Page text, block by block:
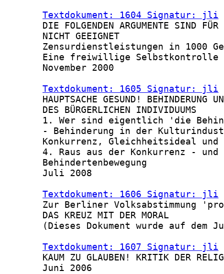
Textdokument: 1604 Signatur: jli
DIE FOLGENDEN ARGUMENTE SIND FÜR
       NICHT GEEIGNET
Zensurdienstleistungen in 1000
Eine freiwillige Selbstkontrolle
       November 2000
Textdokument: 1605 Signatur: jli
HAUPTSACHE GESUND! BEHINDERUNG
       DES BÜRGERLICHEN INDIVIDUUMS
1. Wer sind eigentlich 'die
- Behinderung in der
Konkurrenz, Gleichheitsideal und
4. Raus aus der Konkurrenz -
       Behindertenbewegung
       Juli 2008
Textdokument: 1606 Signatur: jli
Zur Berliner Volksabstimmung
       DAS KREUZ MIT DER MORAL
(Dieses Dokument wurde auf dem
Textdokument: 1607 Signatur: jli
KAUM ZU GLAUBEN! KRITIK DER
       Juni 2006